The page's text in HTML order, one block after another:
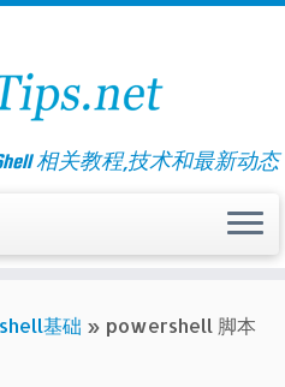
相关教程,技术和最新动态
基础 » powershell 脚本